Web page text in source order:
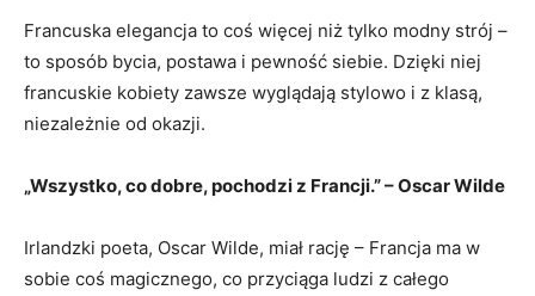
Francuska elegancja to ‍coś ⁣więcej niż tylko modny strój –
to ⁣sposób ⁣bycia, postawa i‌ pewność siebie. Dzięki niej
francuskie kobiety zawsze wyglądają stylowo i z klasą,
niezależnie od okazji.
„Wszystko, co dobre, pochodzi z Francji.” – Oscar Wilde
Irlandzki poeta, Oscar Wilde,‍ miał rację – ‌Francja ma w
sobie coś magicznego,‍ co ⁢przyciąga ludzi z całego